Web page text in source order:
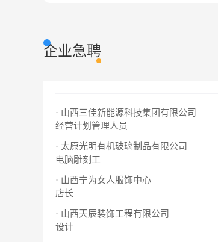
企业急聘
· 山西三佳新能源科技集团有限公司
经营计划管理人员
· 太原光明有机玻璃制品有限公司
电脑雕刻工
· 山西宁为女人服饰中心
店长
· 山西天辰装饰工程有限公司
设计